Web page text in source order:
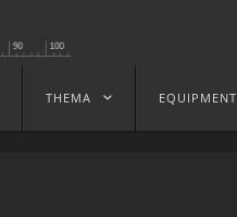
THEMA EQUIPMENT